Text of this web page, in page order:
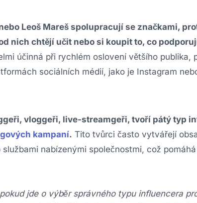
Leoš Mareš spolupracují se značkami,
nich chtějí učit nebo si koupit to, co
účinná při rychlém oslovení většího publika,
sociálních médií, jako je Instagram
vloggeři, live-streamgeři, tvoří pátý typ
kampaní. Tito tvůrci často vytvářejí
nabízenými společnostmi, což
jde o výběr správného typu influencera